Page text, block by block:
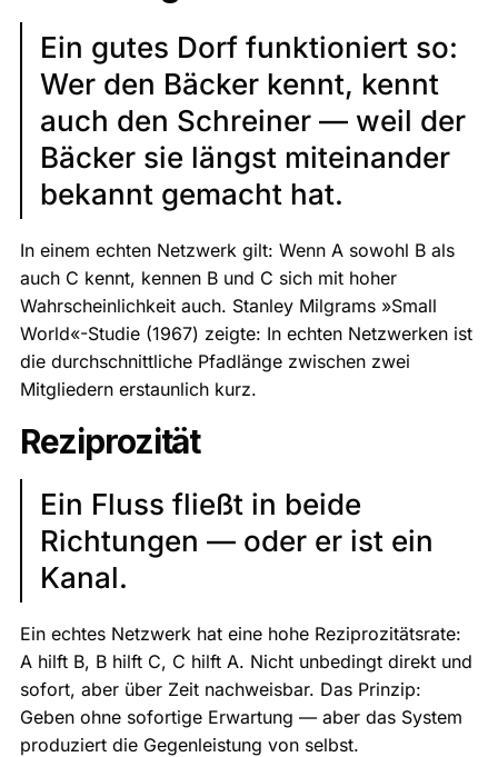
Ein gutes Dorf funktioniert so:
Wer den Bäcker kennt, kennt
auch den Schreiner — weil der
Bäcker sie längst miteinander
bekannt gemacht hat.
In einem echten Netzwerk gilt: Wenn A sowohl B als
auch C kennt, kennen B und C sich mit hoher
Wahrscheinlichkeit auch. Stanley Milgrams »Small
World«-Studie (1967) zeigte: In echten Netzwerken ist
die durchschnittliche Pfadlänge zwischen zwei
Mitgliedern erstaunlich kurz.
Reziprozität
Ein Fluss fließt in beide
Richtungen — oder er ist ein
Kanal.
Ein echtes Netzwerk hat eine hohe Reziprozitätsrate:
A hilft B, B hilft C, C hilft A. Nicht unbedingt direkt und
sofort, aber über Zeit nachweisbar. Das Prinzip:
Geben ohne sofortige Erwartung — aber das System
produziert die Gegenleistung von selbst.